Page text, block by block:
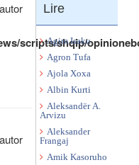
scripts/shqip/
Lire
Agim Isaku
Agron Tufa
Ajola Xoxa
Albin Kurti
Aleksandër A.
Arvizu
Aleksander
Frangaj
Amik Kasoruho